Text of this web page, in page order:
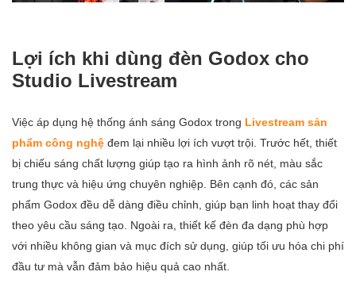
Lợi ích khi dùng đèn Godox cho
Studio Livestream
Việc áp dụng hệ thống ánh sáng Godox trong Livestream sản
phẩm công nghệ đem lại nhiều lợi ích vượt trội. Trước hết, thiết
bị chiếu sáng chất lượng giúp tạo ra hình ảnh rõ nét, màu sắc
trung thực và hiệu ứng chuyên nghiệp. Bên cạnh đó, các sản
phẩm Godox đều dễ dàng điều chỉnh, giúp bạn linh hoạt thay đổi
theo yêu cầu sáng tạo. Ngoài ra, thiết kế đèn đa dạng phù hợp
với nhiều không gian và mục đích sử dụng, giúp tối ưu hóa chi phí
đầu tư mà vẫn đảm bảo hiệu quả cao nhất.